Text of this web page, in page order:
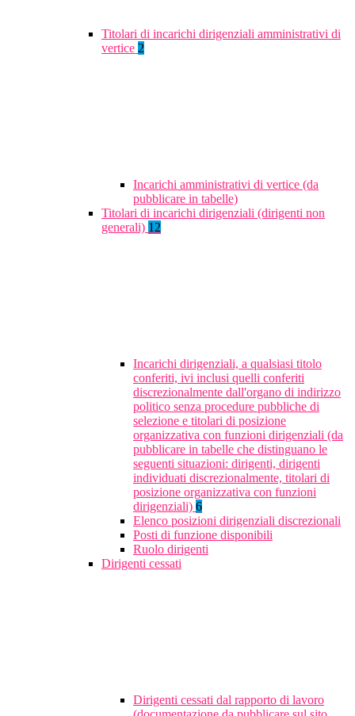
Titolari di incarichi dirigenziali amministrativi di
vertice 2
Incarichi amministrativi di vertice (da
pubblicare in tabelle)
Titolari di incarichi dirigenziali (dirigenti non
generali) 12
Incarichi dirigenziali, a qualsiasi titolo
conferiti, ivi inclusi quelli conferiti
discrezionalmente dall'organo di indirizzo
politico senza procedure pubbliche di
selezione e titolari di posizione
organizzativa con funzioni dirigenziali (da
pubblicare in tabelle che distinguano le
seguenti situazioni: dirigenti, dirigenti
individuati discrezionalmente, titolari di
posizione organizzativa con funzioni
dirigenziali) 6
Elenco posizioni dirigenziali discrezionali
Posti di funzione disponibili
Ruolo dirigenti
Dirigenti cessati
Dirigenti cessati dal rapporto di lavoro